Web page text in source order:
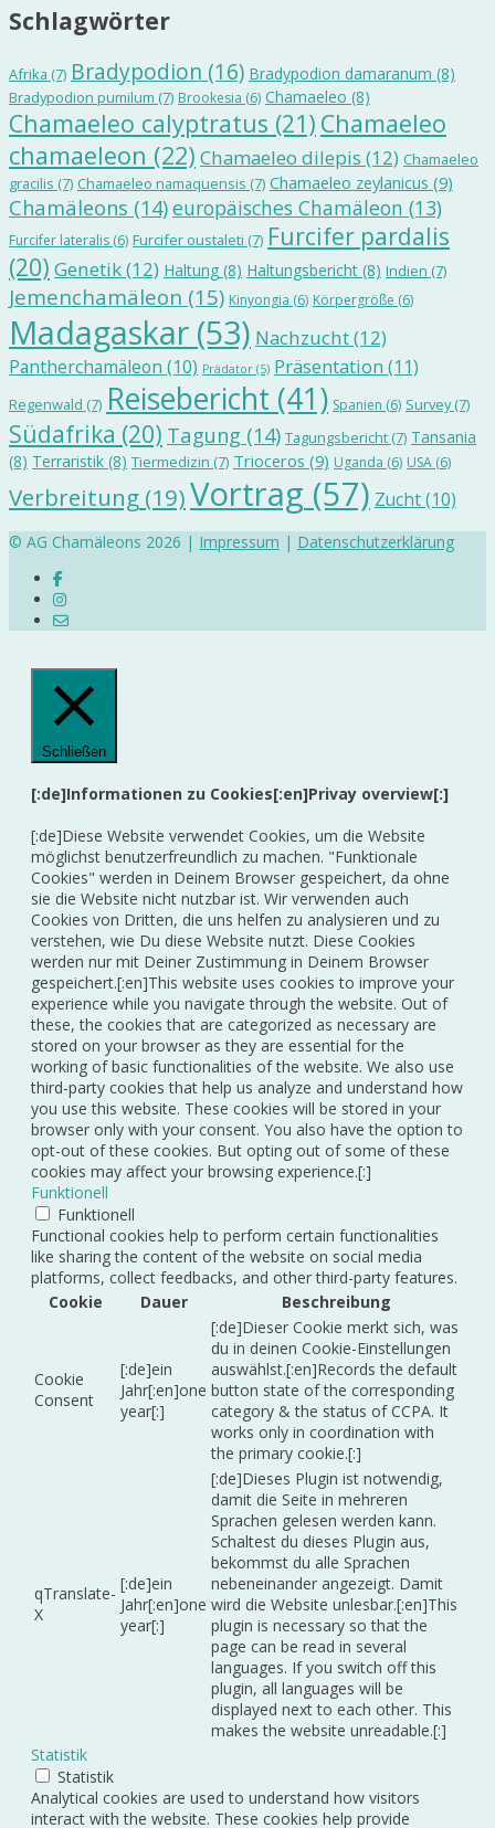
Schlagwörter
Afrika (7) Bradypodion (16) Bradypodion damaranum (8)
Bradypodion pumilum (7) Brookesia (6) Chamaeleo (8)
Chamaeleo calyptratus (21) Chamaeleo
chamaeleon (22) Chamaeleo dilepis (12) Chamaeleo
gracilis (7) Chamaeleo namaquensis (7) Chamaeleo zeylanicus (9)
Chamäleons (14)europäisches Chamäleon (13)
Furcifer lateralis (6) Furcifer oustaleti (7) Furcifer pardalis
(20) Genetik(12) Haltung (8) Haltungsbericht (8) Indien (7)
Jemenchamäleon (15) Kinyongia (6) Körpergröße (6)
Madagaskar (53) Nachzucht(12)
Pantherchamäleon (10) Prädator (5) Präsentation (11)
Regenwald (7) Reisebericht (41) Spanien (6) Survey(7)
Südafrika (20) Tagung (14) Tagungsbericht (7) Tansania
(8) Terraristik (8) Tiermedizin (7) Trioceros (9) Uganda (6) USA (6)
Verbreitung (19)Vortrag (57) Zucht(10)
© AG Chamäleons 2026 | Impressum | Datenschutzerklärung
Schließen
[:de]Informationen zu Cookies[:en]Privay overview[:]
[:de]Diese Website verwendet Cookies, um die Website
möglichst benutzerfreundlich zu machen. "Funktionale
Cookies" werden in Deinem Browser gespeichert, da ohne
sie die Website nicht nutzbar ist. Wir verwenden auch
Cookies von Dritten, die uns helfen zu analysieren und zu
verstehen, wie Du diese Website nutzt. Diese Cookies
werden nur mit Deiner Zustimmung in Deinem Browser
gespeichert.[:en]This website uses cookies to improve your
experience while you navigate through the website. Out of
these, the cookies that are categorized as necessary are
stored on your browser as they are essential for the
working of basic functionalities of the website. We also use
third-party cookies that help us analyze and understand how
you use this website. These cookies will be stored in your
browser only with your consent. You also have the option to
opt-out of these cookies. But opting out of some of these
cookies may affect your browsing experience.[:]
Funktionell
Funktionell
Functional cookies help to perform certain functionalities
like sharing the content of the website on social media
platforms, collect feedbacks, and other third-party features.
Cookie
Dauer Beschreibung
Cookie
Consent
[:de]ein
Jahr[:en]one
year[:]
[:de]Dieser Cookie merkt sich, was
du in deinen Cookie-Einstellungen
auswählst.[:en]Records the default
button state of the corresponding
category & the status of CCPA. It
works only in coordination with
the primary cookie.[:]
qTranslate-
X
[:de]ein
Jahr[:en]one
year[:]
[:de]Dieses Plugin ist notwendig,
damit die Seite in mehreren
Sprachen gelesen werden kann.
Schaltest du dieses Plugin aus,
bekommst du alle Sprachen
nebeneinander angezeigt. Damit
wird die Website unlesbar.[:en]This
plugin is necessary so that the
page can be read in several
languages. If you switch off this
plugin, all languages will be
displayed next to each other. This
makes the website unreadable.[:]
Statistik
Statistik
Analytical cookies are used to understand how visitors
interact with the website. These cookies help provide